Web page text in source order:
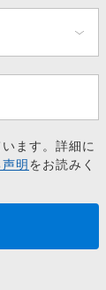
ます。詳細に
明 をお読みく